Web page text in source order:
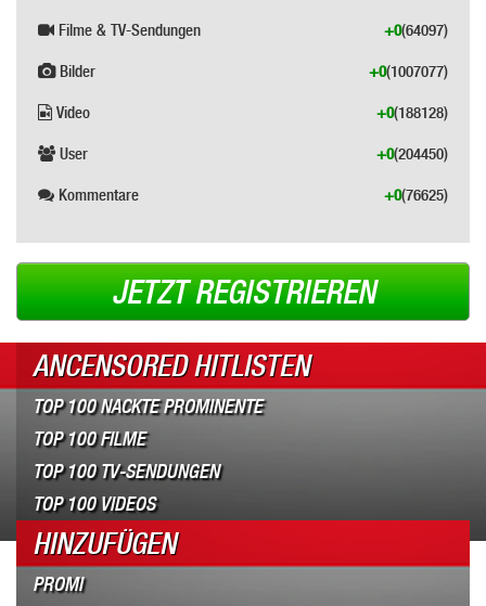
Filme & TV-Sendungen (64097)
+0
Bilder (1007077)
+0
Video (188128)
+0
User (204450)
+0
Kommentare (76625)
+0
JETZT REGISTRIEREN
ANCENSORED HITLISTEN
TOP 100 NACKTE PROMINENTE
TOP 100 FILME
TOP 100 TV-SENDUNGEN
TOP 100 VIDEOS
HINZUFÜGEN
PROMI